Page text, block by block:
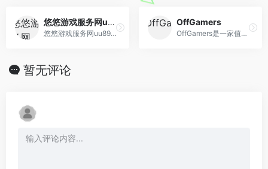
悠悠游戏服务网uu898.com
悠悠游戏服务网uu898是一个网络游戏交易平台，真诚为广大玩家提供手游、游戏币、游戏账号、点卡、装备、金币元宝、游戏代练等交易服务，游戏交易就上uu898.com！
OffGamers
OffGamers是一家值得信赖的在线数字游戏商店网站，提供200多种有价代金券/卡的销售，其实这个网站主要是兑换游戏点卡之类的网站。OffGamers可以在线安全使用PayPal，信用卡，代金券等购买礼品卡，游戏卡和PC游戏cd key。
暂无评论